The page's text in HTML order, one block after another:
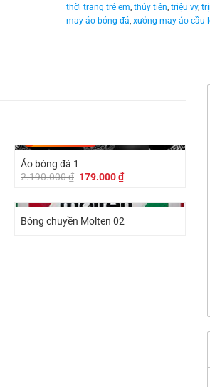
thời trang trẻ em, thủy tiên, triệu vy,
may áo bóng đá, xưởng may áo cầu
Áo bóng đá 1
2.190.000₫ Giá
2.190.000 ₫.
179.000₫Giá
hiện
là:
Bóng chuyền Molten 02